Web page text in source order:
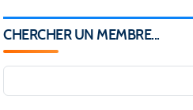
CHERCHER UN MEMBRE...